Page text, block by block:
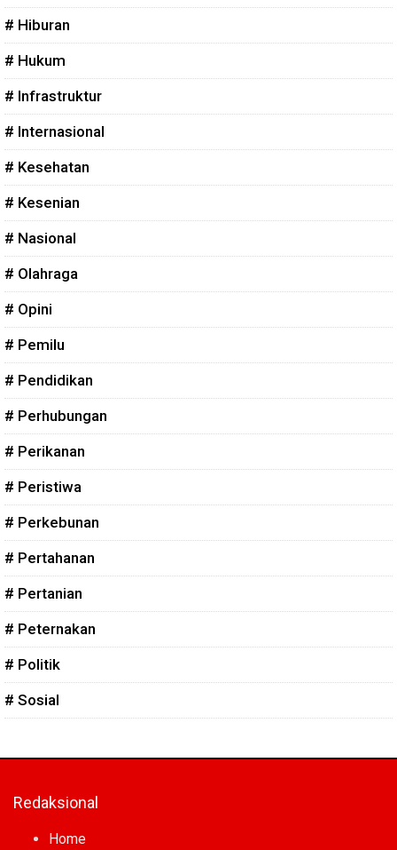
# Hiburan
# Hukum
# Infrastruktur
# Internasional
# Kesehatan
# Kesenian
# Nasional
# Olahraga
# Opini
# Pemilu
# Pendidikan
# Perhubungan
# Perikanan
# Peristiwa
# Perkebunan
# Pertahanan
# Pertanian
# Peternakan
# Politik
# Sosial
Redaksional
Home